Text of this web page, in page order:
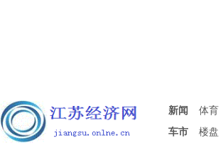
新闻 体育
车市
楼盘